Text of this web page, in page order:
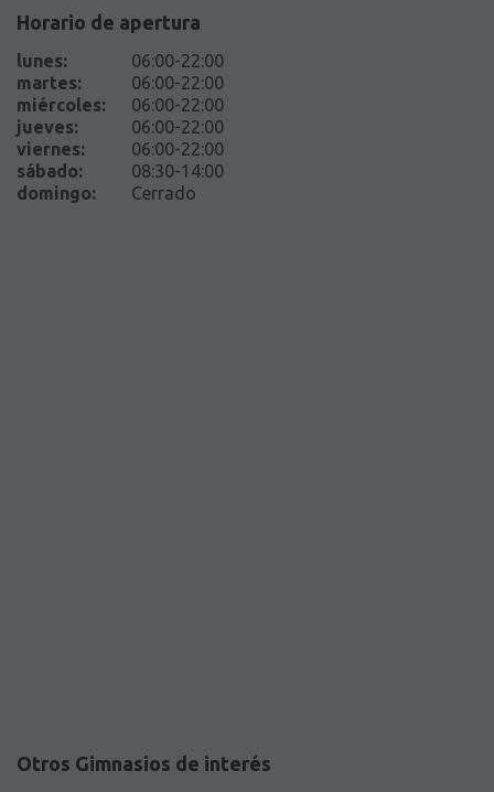
Horario de apertura
lunes:
06:00-22:00
martes:
06:00-22:00
miércoles:
06:00-22:00
jueves:
06:00-22:00
viernes:
06:00-22:00
sábado:
08:30-14:00
domingo: Cerrado
Otros Gimnasios de interés